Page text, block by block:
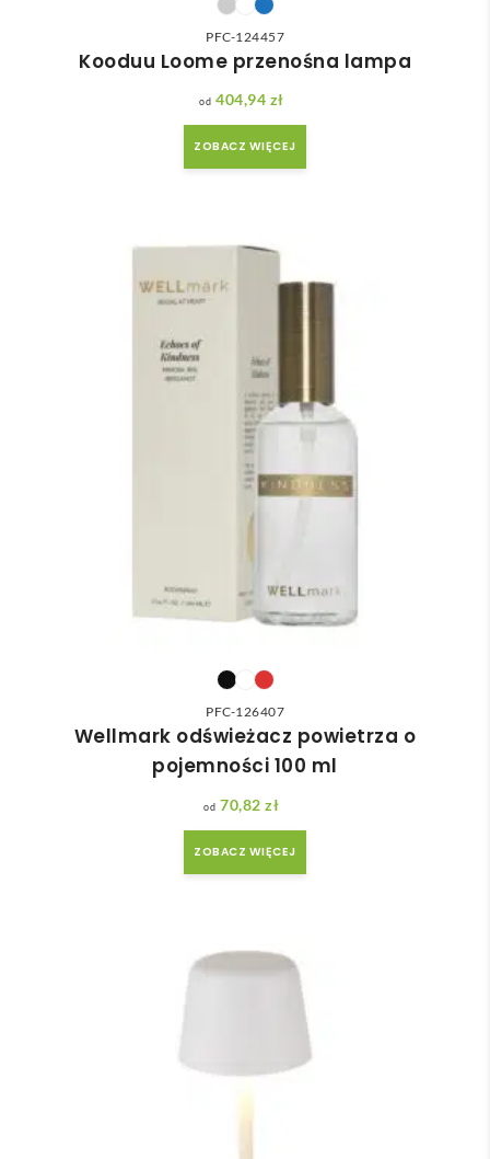
PFC-124457
Kooduu Loome przenośna lampa
404,94 zł
ZOBACZ WIĘCEJ
PFC-126407
Wellmark odświeżacz powietrza o
pojemności 100 ml
70,82zł
ZOBACZ WIĘCEJ